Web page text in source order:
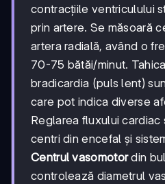
contracțiile ventriculului
prin artere. Se măsoară
artera radială, având o
70-75 bătăi/minut.
bradicardia (puls lent)
care pot indica diverse
Reglarea fluxului cardiac
centri din encefal și
Centrul vasomotordin
controlează diametrul